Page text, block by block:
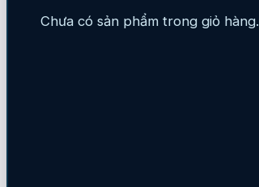
Chưa có sản phẩm trong giỏ hàng.